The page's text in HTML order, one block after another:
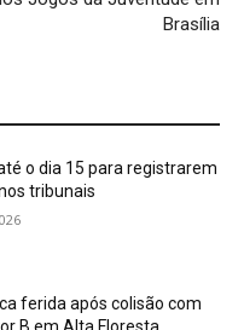
Brasília
o dia 15 para registrarem
tribunais
ferida após colisão com
B em Alta Floresta